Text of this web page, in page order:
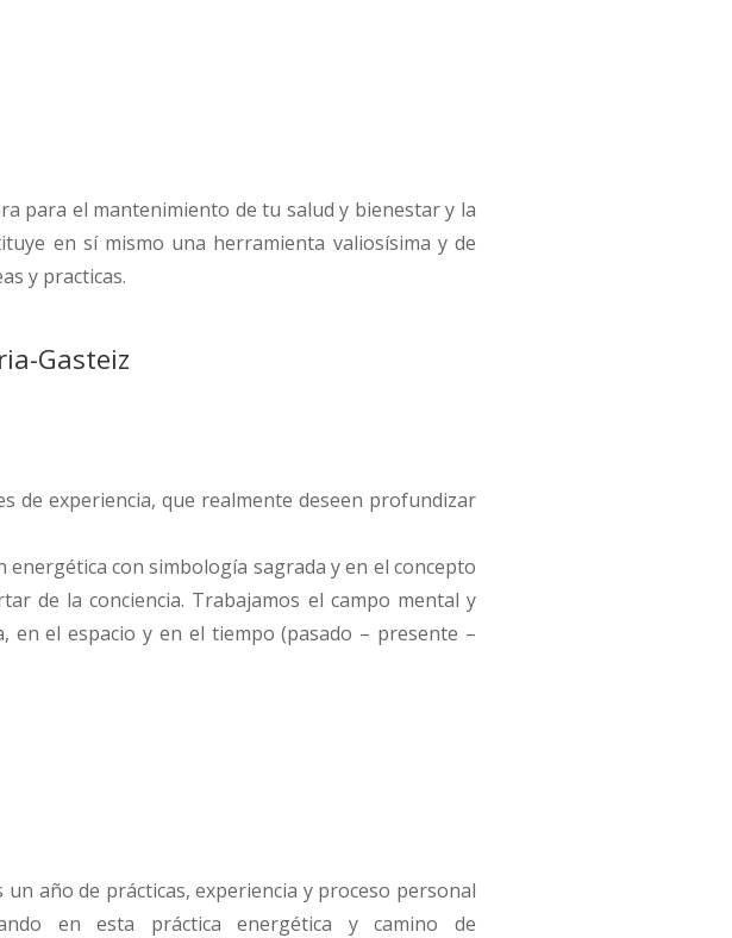
para el mantenimiento de tu salud y bienestar y la
en sí mismo una herramienta valiosísima y de
y practicas.
Gasteiz
de experiencia, que realmente deseen profundizar
con simbología sagrada y en el concepto
de la conciencia. Trabajamos el campo mental y
en el espacio y en el tiempo (pasado – presente –
año de prácticas, experiencia y proceso personal
en esta práctica energética y camino de